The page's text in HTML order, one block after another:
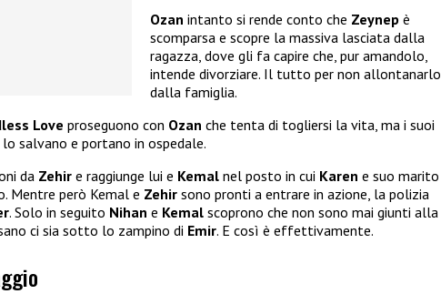
Ozan intanto si rende conto che Zeynep è
scomparsa e scopre la massiva lasciata dalla
ragazza, dove gli fa capire che, pur amandolo,
intende divorziare. Il tutto per non allontanarlo
dalla famiglia.
Love proseguono con Ozan che tenta di togliersi la vita, ma i suoi
lo salvano e portano in ospedale.
da Zehir e raggiunge lui e Kemal nel posto in cui Karen e suo marito
Mentre però Kemal e Zehir sono pronti a entrare in azione, la polizia
. Solo in seguito Nihan e Kemal scoprono che non sono mai giunti alla
ci sia sotto lo zampino di Emir. E così è effettivamente.